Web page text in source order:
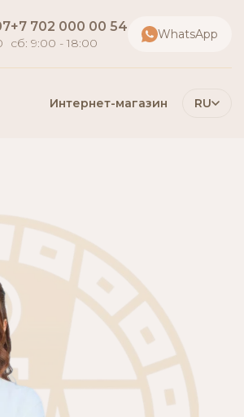
+7 702 000 00 54
сб: 9:00 - 18:00
WhatsApp
Интернет-магазин RU